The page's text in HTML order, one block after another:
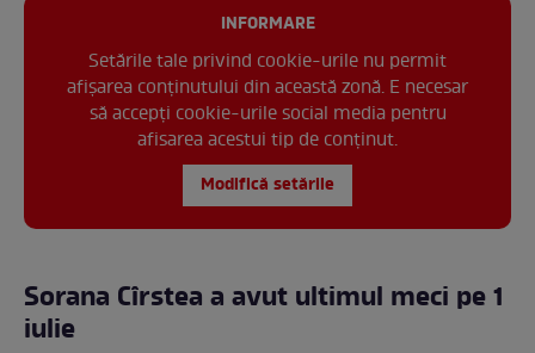
INFORMARE
Setările tale privind cookie-urile nu permit
afișarea conținutului din această zonă. E necesar
să accepți cookie-urile social media pentru
afisarea acestui tip de conținut.
Modifică setările
Sorana Cîrstea a avut ultimul meci pe 1
iulie